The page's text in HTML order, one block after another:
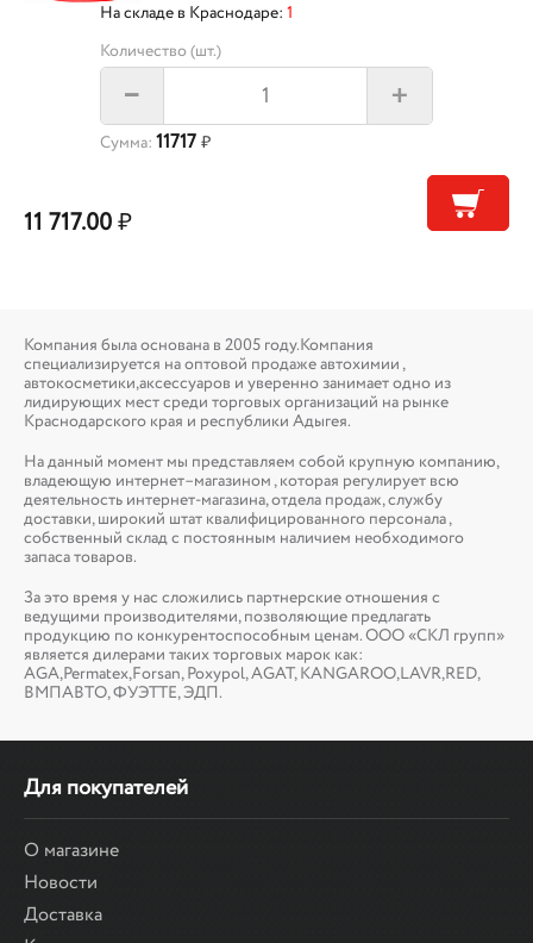
На складе в Краснодаре: 1
Количество (шт.)
– +
Сумма: 11717 ₽
11 717.00₽
Компания была основана в 2005 году.Компания
специализируется на оптовой продаже автохимии ,
автокосметики,аксессуаров и уверенно занимает одно из
лидирующих мест среди торговых организаций на рынке
Краснодарского края и республики Адыгея.
На данный момент мы представляем собой крупную компанию,
владеющую интернет–магазином , которая регулирует всю
деятельность интернет-магазина, отдела продаж, службу
доставки, широкий штат квалифицированного персонала ,
собственный склад c постоянным наличием необходимого
запаса товаров.
За это время у нас сложились партнерские отношения с
ведущими производителями, позволяющие предлагать
продукцию по конкурентоспособным ценам. ООО «СКЛ групп»
является дилерами таких торговых марок как:
AGA,Permatex,Forsan, Poxypol, AGAT, KANGAROO,LAVR,RED,
ВМПАВТО, ФУЭТТЕ, ЭДП.
Для покупателей
О магазине
Новости
Доставка